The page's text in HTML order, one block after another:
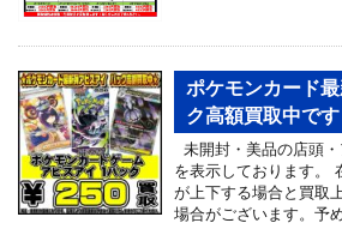
ポケモンカード
ク高額買取中で
未開封・美品の店頭
を表示しております。
が上下する場合と買取
場合がございます。